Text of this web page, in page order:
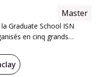
Master
Graduate School ISN
en cinq grands